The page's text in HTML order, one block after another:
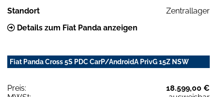
Standort
Zentrallager
Details zum Fiat Panda anzeigen
Fiat Panda Cross 5S PDC CarP/AndroidA PrivG 15Z NSW
Preis:
18.599,00 €